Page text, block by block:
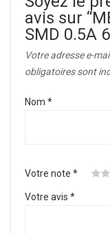
avis sur
SMD 0.5A
Votre adresse e-
obligatoires sont
Nom *
Votre note *
Votre avis *